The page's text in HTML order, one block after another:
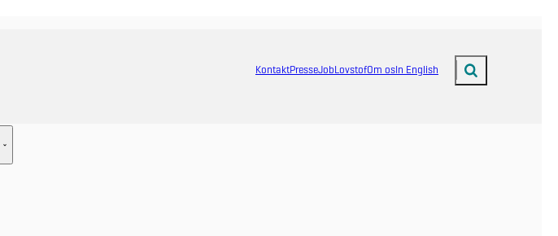
KontaktPresseJobLovstofOm osIn English Fold søgefelt ud
Samarbejde - Flere links